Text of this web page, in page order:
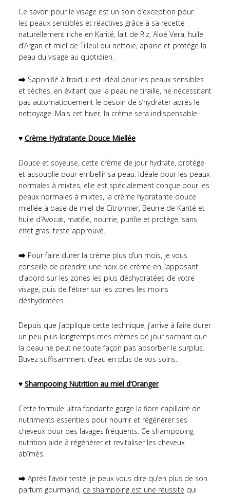
Ce savon pour le visage est un soin d’exception pour
les peaux sensibles et réactives grâce à sa recette
naturellement riche en Karité, lait de Riz, Aloé Vera, huile
d’Argan et miel de Tilleul qui nettoie, apaise et protège la
peau du visage au quotidien.
⮕ Saponifié à froid, il est idéal pour les peaux sensibles
et sèches, en évitant que la peau ne tiraille, ne nécessitant
pas automatiquement le besoin de s’hydrater après le
nettoyage. Mais cet hiver, la crème sera indispensable !
♥ Crème Hydratante Douce Miellée
Douce et soyeuse, cette crème de jour hydrate, protège
et assouplie pour embellir sa peau. Idéale pour les peaux
normales à mixtes, elle est spécialement conçue pour les
peaux normales à mixtes, la crème hydratante douce
miellée à base de miel de Citronnier, Beurre de Karité et
huile d’Avocat, matifie, nourrie, purifie et protège, sans
effet gras, testé approuvé.
⮕ Pour faire durer la crème plus d’un mois, je vous
conseille de prendre une noix de crème en l’apposant
d’abord sur les zones les plus déshydratées de votre
visage, puis de l’étirer sur les zones les moins
déshydratées.
Depuis que j’applique cette technique, j’arrive à faire durer
un peu plus longtemps mes crèmes de jour sachant que
la peau ne peut ne toute façon pas absorber le surplus.
Buvez suffisamment d’eau en plus de vos soins.
♥ Shampooing Nutrition au miel d’Oranger
Cette formule ultra fondante gorge la fibre capillaire de
nutriments essentiels pour nourrir et régénérer ses
cheveux pour des lavages fréquents. Ce shampooing
nutrition aide à régénérer et revitaliser les cheveux
abîmés.
⮕ Après l’avoir testé, je peux vous dire qu’en plus de son
parfum gourmand, ce shampoing est une réussite qui